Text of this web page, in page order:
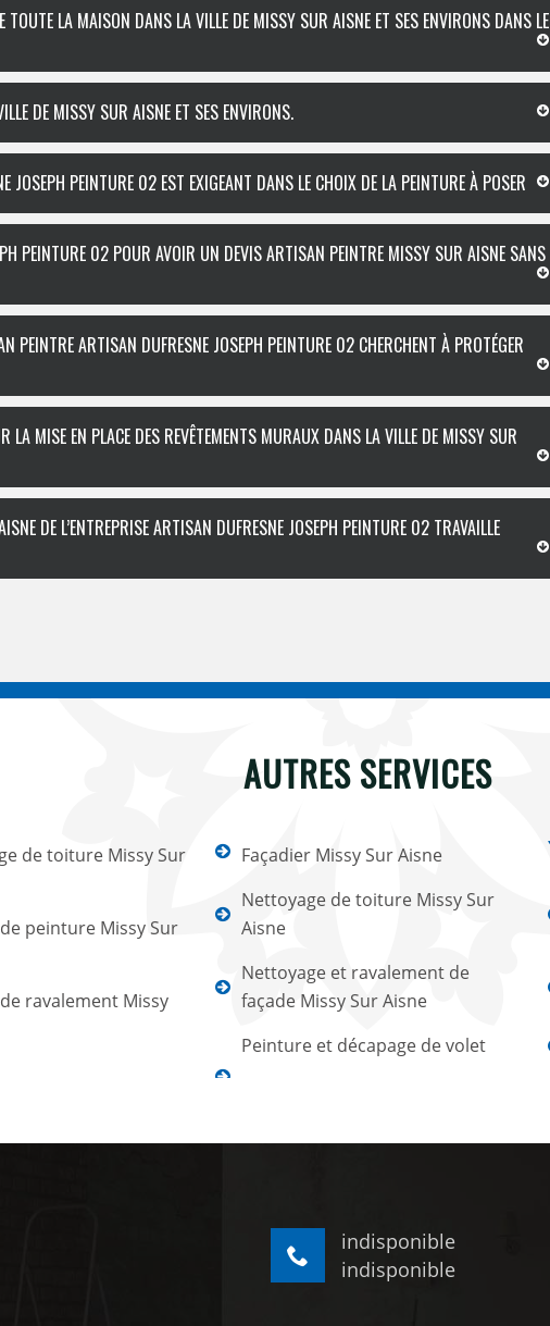
TOUTE LA MAISON DANS LA VILLE DE MISSY SUR AISNE ET SES ENVIRONS DANS LE
DE MISSY SUR AISNE ET SES ENVIRONS.
JOSEPH PEINTURE 02 EST EXIGEANT DANS LE CHOIX DE LA PEINTURE À POSER
PEINTURE 02 POUR AVOIR UN DEVIS ARTISAN PEINTRE MISSY SUR AISNE SANS
PEINTRE ARTISAN DUFRESNE JOSEPH PEINTURE 02 CHERCHENT À PROTÉGER
LA MISE EN PLACE DES REVÊTEMENTS MURAUX DANS LA VILLE DE MISSY SUR
DE L’ENTREPRISE ARTISAN DUFRESNE JOSEPH PEINTURE 02 TRAVAILLE
AUTRES SERVICES
de toiture Missy Sur
peinture Missy Sur
ravalement Missy
Façadier Missy Sur Aisne
Nettoyage de toiture Missy Sur
Aisne
Nettoyage et ravalement de
façade Missy Sur Aisne
Peinture et décapage de volet
indisponible
indisponible